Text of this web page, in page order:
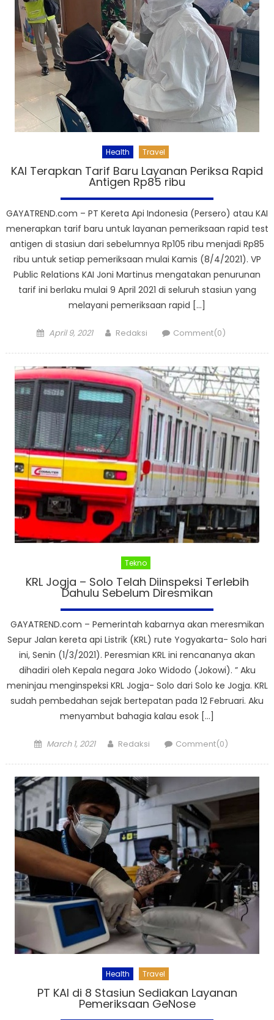
Health Travel
KAI Terapkan Tarif Baru Layanan Periksa Rapid
Antigen Rp85 ribu
GAYATREND.com – PT Kereta Api Indonesia (Persero) atau KAI
menerapkan tarif baru untuk layanan pemeriksaan rapid test
antigen di stasiun dari sebelumnya Rp105 ribu menjadi Rp85
ribu untuk setiap pemeriksaan mulai Kamis (8/4/2021). VP
Public Relations KAI Joni Martinus mengatakan penurunan
tarif ini berlaku mulai 9 April 2021 di seluruh stasiun yang
melayani pemeriksaan rapid […]
Posted
April 9, 2021 Author
Redaksi Comment(0)
Tekno
KRL Jogja – Solo Telah Diinspeksi Terlebih
Dahulu Sebelum Diresmikan
GAYATREND.com – Pemerintah kabarnya akan meresmikan
Sepur Jalan kereta api Listrik (KRL) rute Yogyakarta- Solo hari
ini, Senin (1/3/2021). Peresmian KRL ini rencananya akan
dihadiri oleh Kepala negara Joko Widodo (Jokowi). ” Aku
meninjau menginspeksi KRL Jogja- Solo dari Solo ke Jogja. KRL
sudah pembedahan sejak bertepatan pada 12 Februari. Aku
menyambut bahagia kalau esok […]
Posted
March 1, 2021 Author
Redaksi Comment(0)
Health Travel
PT KAI di 8 Stasiun Sediakan Layanan
Pemeriksaan GeNose